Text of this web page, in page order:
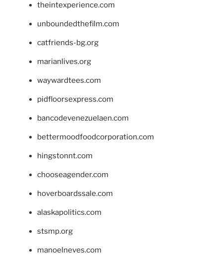
theintexperience.com
unboundedthefilm.com
catfriends-bg.org
marianlives.org
waywardtees.com
pidfloorsexpress.com
bancodevenezuelaen.com
bettermoodfoodcorporation.com
hingstonnt.com
chooseagender.com
hoverboardssale.com
alaskapolitics.com
stsmp.org
manoelneves.com